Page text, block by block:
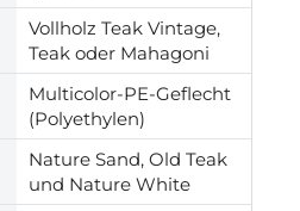
Vollholz Teak Vintage,
Teak oder Mahagoni
Multicolor-PE-Geflecht
(Polyethylen)
Nature Sand, Old Teak
und Nature White